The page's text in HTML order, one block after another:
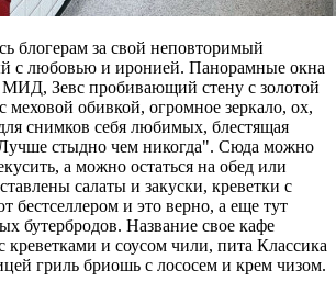
блогерам за свой неповторимый
с любовью и иронией. Панорамные окна
МИД, Зевс пробивающий стену с золотой
обивкой, огромное зеркало, ох,
снимков себя любимых, блестящая
стыдно чем никогда". Сюда можно
а можно остаться на обед или
салаты и закуски, креветки с
бестселлером и это верно, а еще тут
бутербродов. Название свое кафе
креветками и соусом чили, пита Классика
гриль бриошь с лососем и крем чизом.